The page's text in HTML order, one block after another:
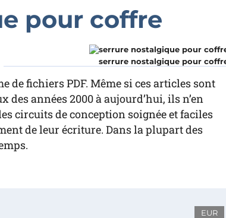
pour coffre
serrure nostalgique pour
de fichiers PDF. Même si ces articles sont
années 2000 à aujourd’hui, ils n’en
circuits de conception soignée et faciles
de leur écriture. Dans la plupart des
EUR